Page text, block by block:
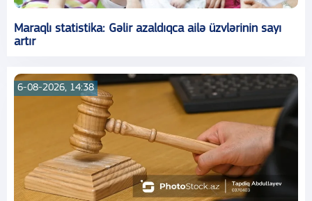
Maraqlı statistika: Gəlir azaldıqca ailə üzvlərinin sayı
artır
6-08-2026, 14:38